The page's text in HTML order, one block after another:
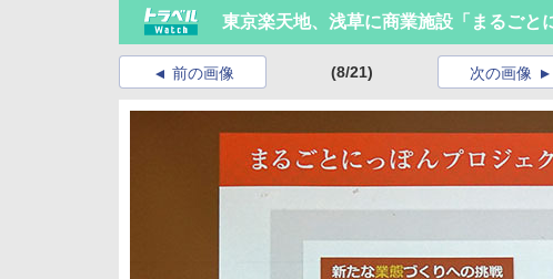
東京楽天地、浅草に商業施設「まるごと
前の画像 (8/21) 次の画像